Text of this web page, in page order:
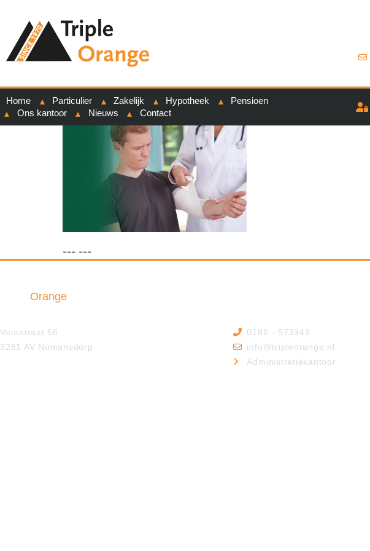
Home Particulier Zakelijk Hypotheek
Pensioen
Ons kantoor
Nieuws Contact
--- ---
Orange
Voorstraat 56
3281 AV Numansdorp
0186 - 573949
info@tripleorange.nl
Administratiekantoor